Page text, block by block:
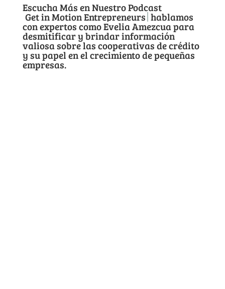
Escucha Más en Nuestro Podcast
Get in Motion Entrepreneurs hablamos
con expertos como Evelia Amezcua para
desmitificar y brindar información
valiosa sobre las cooperativas de crédito
y su papel en el crecimiento de pequeñas
empresas.